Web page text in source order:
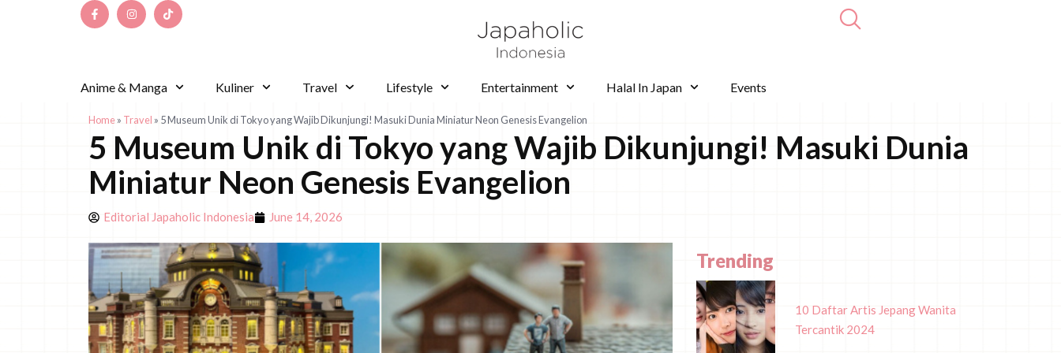
Anime & Manga Kuliner Travel Lifestyle Entertainment Halal In Japan Events
Home» Travel » 5 Museum Unik di Tokyo yang Wajib Dikunjungi! Masuki Dunia Miniatur Neon Genesis Evangelion
5 Museum Unik di Tokyo yang Wajib Dikunjungi! Masuki Dunia
Miniatur Neon Genesis Evangelion
Editorial Japaholic Indonesia June 14, 2026
Trending
10 Daftar Artis Jepang Wanita
Tercantik 2024